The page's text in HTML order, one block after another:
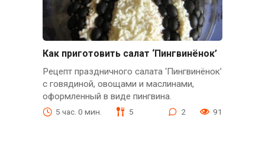
Как приготовить салат ‘Пингвинёнок’
Рецепт праздничного салата ‘Пингвинёнок’
с говядиной, овощами и маслинами,
оформленный в виде пингвина.
5 час. 0 мин. 5 2 91